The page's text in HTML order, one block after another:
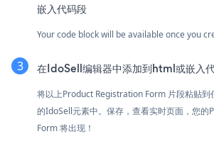
嵌入代码段
Your code block will be available once you
在IdoSell编辑器中添加到html或嵌入
将以上Product Registration Form 片段粘贴
的IdoSell元素中。保存，查看实时页面，您
Form 将出现！